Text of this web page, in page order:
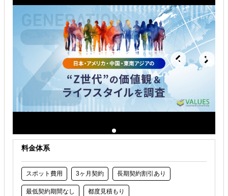
海外テストマーケティング・簡易調査
解決できる課題
有効なプロモーション方法を探している
自社商材に最適な販売方法を知りたい
自社商材の現地でのニーズを知りたい
料金体系
スポット費用 3ヶ月契約 長期契約割引あり
最低契約期間なし 都度見積もり